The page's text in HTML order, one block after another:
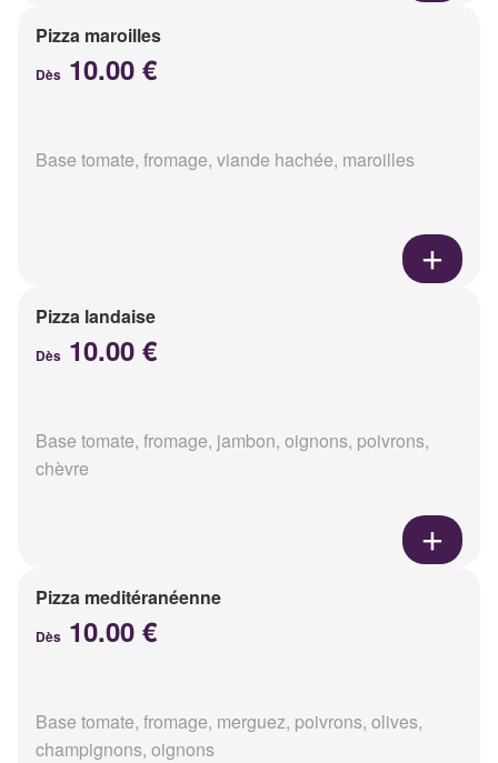
Pizza maroilles
Dès 10.00 €
Base tomate, fromage, viande hachée, maroilles
Pizza landaise
Dès 10.00 €
Base tomate, fromage, jambon, oignons, poivrons,
chèvre
Pizza meditéranéenne
Dès 10.00 €
Base tomate, fromage, merguez, poivrons, olives,
champignons, oignons